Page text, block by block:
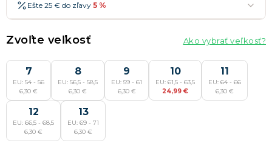
Ešte 25 € do zľavy 5 %
47 € -10 % Najobľúbenejšia
58 € -15 %
Zvoľte veľkosť Ako vybrať veľkosť?
7
EU: 54 - 56
6,30 €
8
EU: 56,5 - 58,5
6,30 €
9
EU: 59 - 61
6,30 €
10
EU: 61,5 - 63,5
24,99 €
11
EU: 64 - 66
6,30 €
12
EU: 66,5 - 68,5
6,30 €
13
EU: 69 - 71
6,30 €